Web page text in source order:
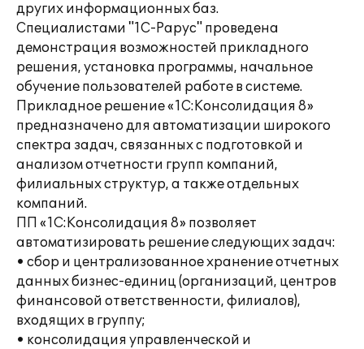
других информационных баз.
Специалистами "1С-Рарус" проведена
демонстрация возможностей прикладного
решения, установка программы, начальное
обучение пользователей работе в системе.
Прикладное решение «1С:Консолидация 8»
предназначено для автоматизации широкого
спектра задач, связанных с подготовкой и
анализом отчетности групп компаний,
филиальных структур, а также отдельных
компаний.
ПП «1С:Консолидация 8» позволяет
автоматизировать решение следующих задач:
• сбор и централизованное хранение отчетных
данных бизнес-единиц (организаций, центров
финансовой ответственности, филиалов),
входящих в группу;
• консолидация управленческой и